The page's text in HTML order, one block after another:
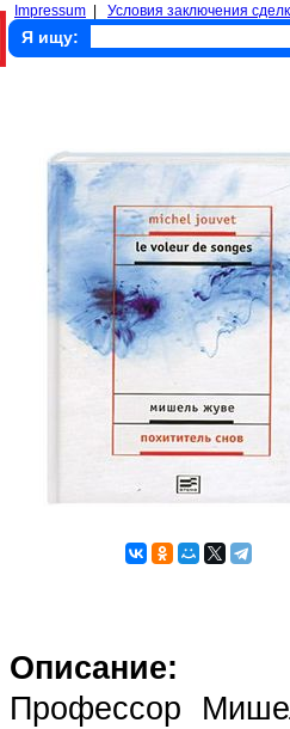
Impressum Условия заключения
Я ищу:
Описание:
Профессор